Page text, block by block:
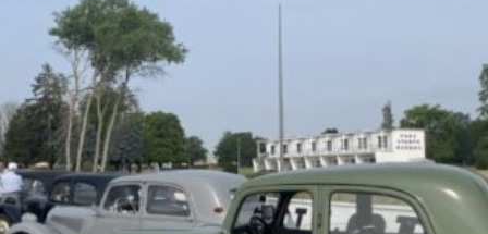
Notre local
La Boutique
Les pièces
L’assurance
La traction
La Traction des
membres